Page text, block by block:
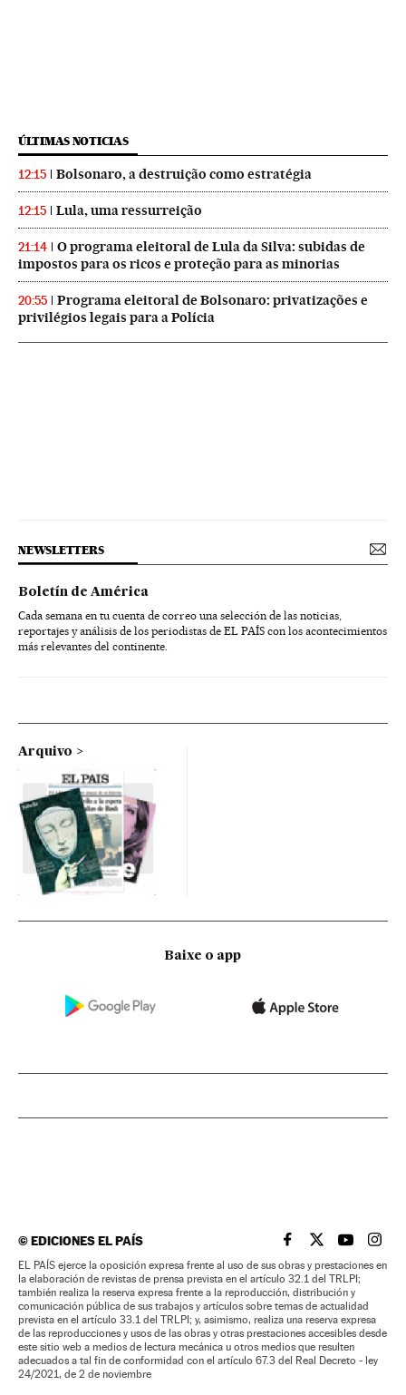
ÚLTIMAS NOTICIAS
12:15 Bolsonaro, a destruição como estratégia
12:15 Lula, uma ressurreição
21:14
O programa eleitoral de Lula da Silva: subidas de
impostos para os ricos e proteção para as minorias
20:55
Programa eleitoral de Bolsonaro: privatizações e
privilégios legais para a Polícia
NEWSLETTERS
Boletín de América
Cada semana en tu cuenta de correo una selección de las noticias,
reportajes y análisis de los periodistas de EL PAÍS con los acontecimientos
más relevantes del continente.
Arquivo
Baixe o app
©EDICIONES EL PAÍS EL PAÍS BRASIL EN
EL PAÍSEL PAÍS
EL
EL PAÍS ejerce la oposición expresa frente al uso de sus obras y prestaciones en
la elaboración de revistas de prensa prevista en el artículo 32.1 del TRLPI;
también realiza la reserva expresa frente a la reproducción, distribución y
comunicación pública de sus trabajos y artículos sobre temas de actualidad
prevista en el artículo 33.1 del TRLPI; y, asimismo, realiza una reserva expresa
de las reproducciones y usos de las obras y otras prestaciones accesibles desde
este sitio web a medios de lectura mecánica u otros medios que resulten
adecuados a tal fin de conformidad con el artículo 67.3 del Real Decreto - ley
24/2021, de 2 de noviembre